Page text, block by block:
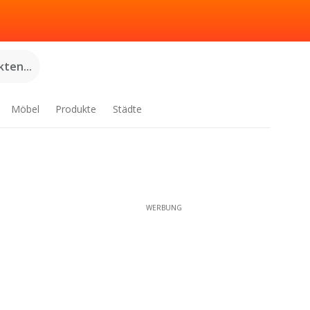
Möbel Produkte Städte
WERBUNG